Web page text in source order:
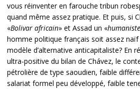
vous réinventer en farouche tribun
quand même assez pratique. Et puis, si
«Bolivar africain» et Assad un «
homme politique français soit assez
modèle d’alternative anticapitaliste? En
ultra-positive du bilan de Chávez, le
pétrolière de type saoudien, faible
salariat formel peu développé, faible